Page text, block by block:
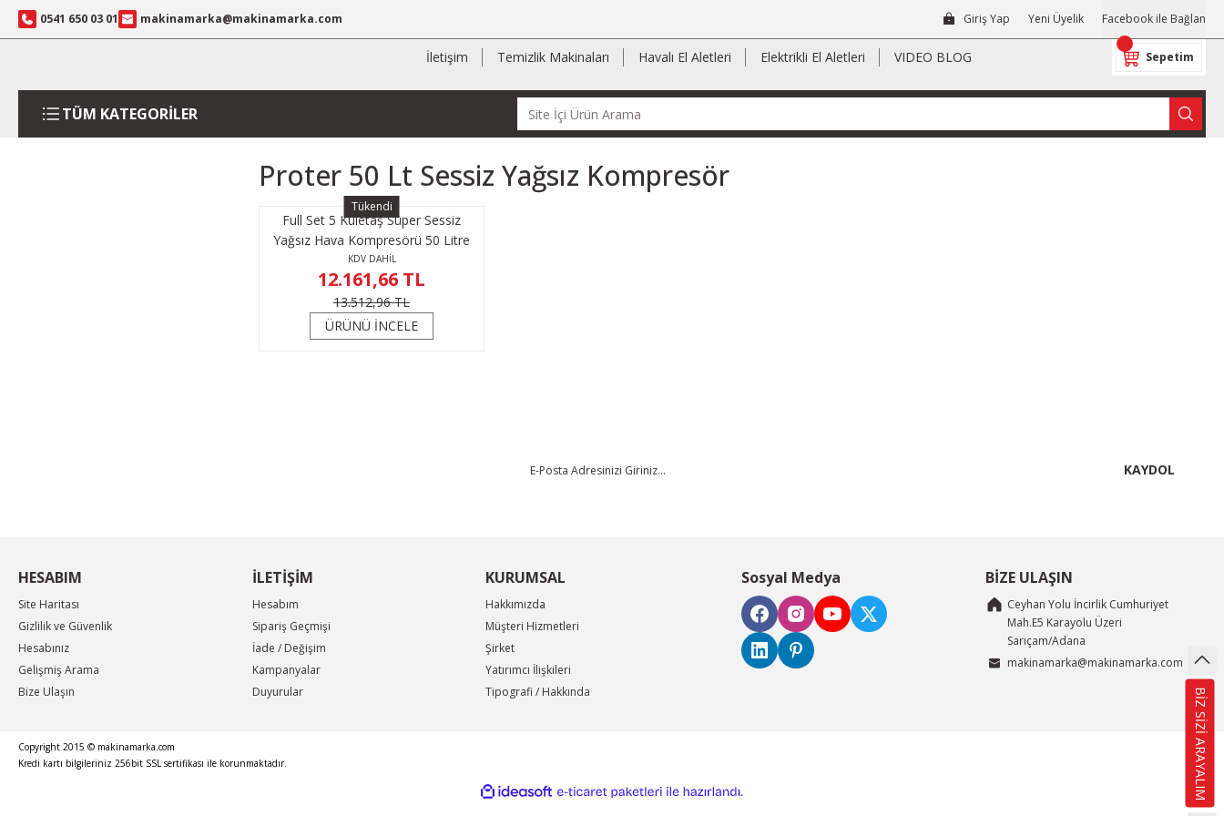
0541 650 03 01 makinamarka@makinamarka.com Giriş Yap Yeni Üyelik Facebook ile Bağlan
İletişim Temizlik Makinaları Havalı El Aletleri Elektrikli El Aletleri VIDEO BLOG Sepetim
TÜM KATEGORİLER
Proter 50 Lt Sessiz Yağsız Kompresör
Tükendi
Full Set 5 Kuletaş Süper Sessiz
Yağsız Hava Kompresörü 50 Litre
1,5 HP 3 Yıl GARANTİ
KDV DAHİL
12.161,66 TL
13.512,96 TL
ÜRÜNÜ İNCELE
KAYDOL
HESABIM
Site Haritası
Gizlilik ve Güvenlik
Hesabınız
Gelişmiş Arama
Bize Ulaşın
İLETİŞİM
Hesabım
Sipariş Geçmişi
İade / Değişim
Kampanyalar
Duyurular
KURUMSAL
Hakkımızda
Müşteri Hizmetleri
Şirket
Yatırımcı İlişkileri
Tipografi / Hakkında
Sosyal Medya BİZE ULAŞIN
Ceyhan Yolu İncirlik Cumhuriyet
Mah.E5 Karayolu Üzeri
Sarıçam/Adana
makinamarka@makinamarka.com
Copyright 2015 © makinamarka.com
Kredi kartı bilgileriniz 256bit SSL sertifikası ile korunmaktadır.
BİZ SİZİ ARAYALIM
ideasoft
e-